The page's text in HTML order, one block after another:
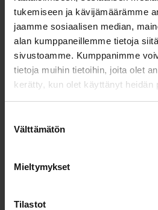
tukemiseen ja kävijämäärämme
jaamme sosiaalisen median,
alan kumppaneillemme tietoja
sivustoamme. Kumppanimme
tietoja muihin tietoihin, joita olet
kerätty, kun olet käyttänyt heidän
valinta
Välttämätön
Mieltymykset
Tilastot
Muut nenätuotteet
Ulkoinen
Soft-Form Thermo
Nenälastat